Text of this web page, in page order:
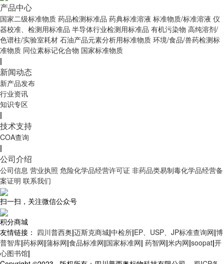
产品中心
国家二级标准物质 药品检测标准品 药典标准溶液 标准物质/标准溶液 仪
器校准、检测用标准品 半导体行业检测用标准品 有机污染物 高纯溶剂/
色谱柱/实验室耗材 石油产品元素分析用标准物质 环境/食品/兽药检测标
准物质 同位素标记化合物 国家标准物质
|
新闻动态
新产品发布
行业资讯
知识专区
|
技术支持
COA查询
|
公司介绍
公司信息 营业执照 危险化学品经营许可证 非药品类易制毒化学品经营备
案证明 联系我们
扫一扫，关注微信公众号
积分商城
友情链接： 四川普西奥|迈斯克商城|中检所|EP、USP、JP标准查询网|博
普智库|药标网|蒲标网|食品标准网|国家标准网| 药智网|米内网|soopat|开
心图书馆|